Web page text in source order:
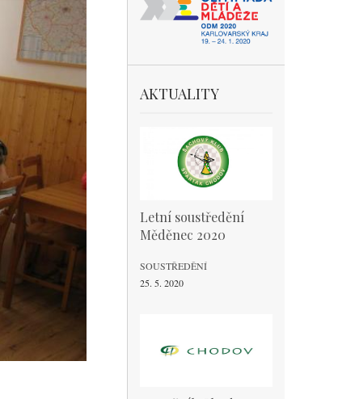
AKTUALITY
Letní soustředění
Měděnec 2020
SOUSTŘEDĚNÍ
25. 5. 2020